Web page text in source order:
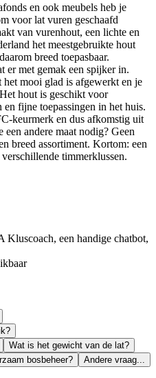
en ook meubels heb je
voor lat vuren geschaafd
van vurenhout, een lichte en
het meestgebruikte hout
breed toepasbaar.
er met gemak een spijker in.
het mooi glad is afgewerkt en je
hout is geschikt voor
fijne toepassingen in het huis.
keurmerk en dus afkomstig uit
een andere maat nodig? Geen
breed assortiment. Kortom: een
timmerklussen.
een handige chatbot,
Wat is het gewicht van de lat?
bosbeheer?
Andere vraag...